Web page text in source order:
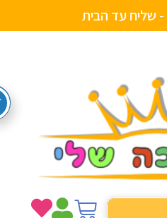
לי חעד הבי ת